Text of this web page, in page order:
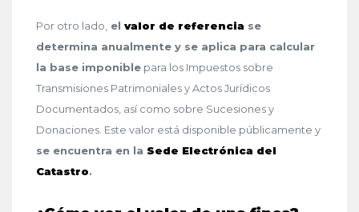
Por otro lado, el valor de referencia se
determina anualmente y se aplica para calcular
la base imponible para los Impuestos sobre
Transmisiones Patrimoniales y Actos Jurídicos
Documentados, así como sobre Sucesiones y
Donaciones. Este valor está disponible públicamente y
se encuentra en la Sede Electrónica del
Catastro.